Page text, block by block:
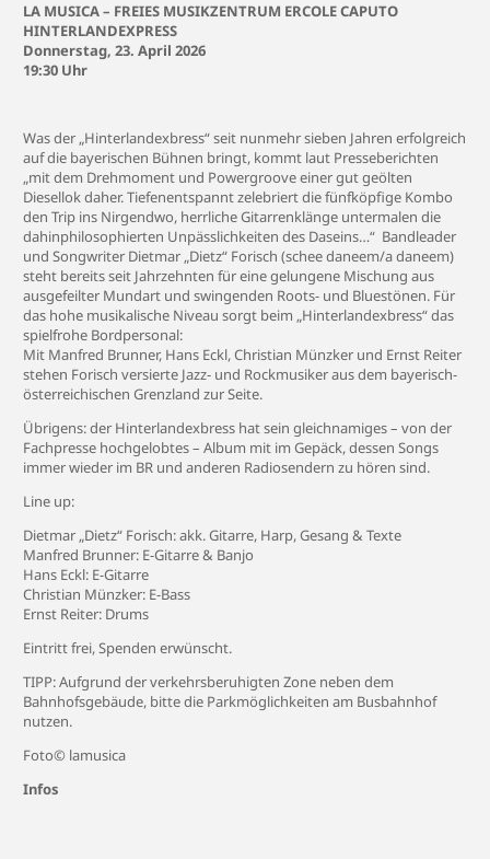
LA MUSICA – FREIES MUSIKZENTRUM ERCOLE CAPUTO
HINTERLANDEXPRESS
Donnerstag, 23. April 2026
19:30 Uhr
Was der „Hinterlandexbress“ seit nunmehr sieben Jahren erfolgreich
auf die bayerischen Bühnen bringt, kommt laut Presseberichten
„mit dem Drehmoment und Powergroove einer gut geölten
Diesellok daher. Tiefenentspannt zelebriert die fünfköpfige Kombo
den Trip ins Nirgendwo, herrliche Gitarrenklänge untermalen die
dahinphilosophierten Unpässlichkeiten des Daseins…“ Bandleader
und Songwriter Dietmar „Dietz“ Forisch (schee daneem/a daneem)
steht bereits seit Jahrzehnten für eine gelungene Mischung aus
ausgefeilter Mundart und swingenden Roots- und Bluestönen. Für
das hohe musikalische Niveau sorgt beim „Hinterlandexbress“ das
spielfrohe Bordpersonal:
Mit Manfred Brunner, Hans Eckl, Christian Münzker und Ernst Reiter
stehen Forisch versierte Jazz- und Rockmusiker aus dem bayerisch-
österreichischen Grenzland zur Seite.
Übrigens: der Hinterlandexbress hat sein gleichnamiges – von der
Fachpresse hochgelobtes – Album mit im Gepäck, dessen Songs
immer wieder im BR und anderen Radiosendern zu hören sind.
Line up:
Dietmar „Dietz“ Forisch: akk. Gitarre, Harp, Gesang & Texte
Manfred Brunner: E-Gitarre & Banjo
Hans Eckl: E-Gitarre
Christian Münzker: E-Bass
Ernst Reiter: Drums
Eintritt frei, Spenden erwünscht.
TIPP: Aufgrund der verkehrsberuhigten Zone neben dem
Bahnhofsgebäude, bitte die Parkmöglichkeiten am Busbahnhof
nutzen.
Foto© lamusica
Infos